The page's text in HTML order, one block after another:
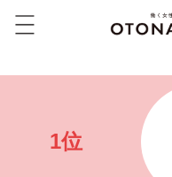
1位